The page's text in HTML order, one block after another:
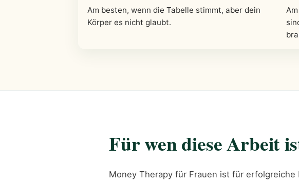
Am besten, wenn die Tabelle stimmt, aber dein
Körper es nicht glaubt.
Für wen diese Arbeit
Money Therapy für Frauen ist für